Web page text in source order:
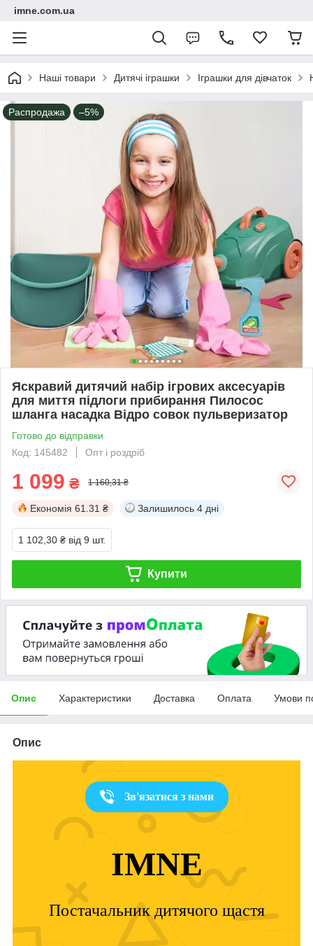
imne.com.ua
Наші товари Дитячі іграшки Іграшки для дівчаток
Распродажа –5%
Яскравий дитячий набір ігрових аксесуарів
для миття підлоги прибирання Пилосос
шланга насадка Відро совок пульверизатор
Готово до відправки
Код: 145482
Опт і роздріб
1 099 ₴ 1 160,31 ₴
Економія 61.31 ₴ Залишилось 4 дні
1 102,30 ₴ від 9 шт.
Купити
Опис Характеристики Доставка Оплата Умови
Опис
Зв'язатися з нами
IMNE
Постачальник дитячого щастя